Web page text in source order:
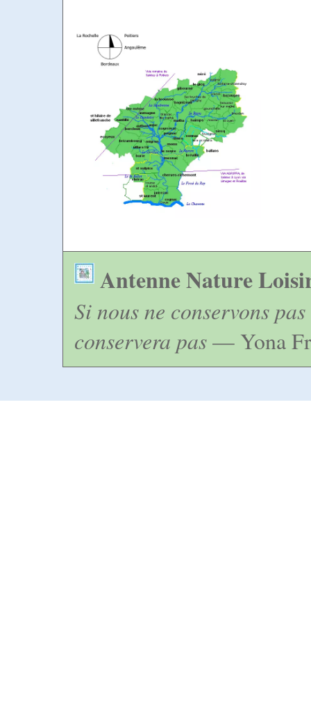
Antenne Nature
Si nous ne conservons
conservera pas— Yona